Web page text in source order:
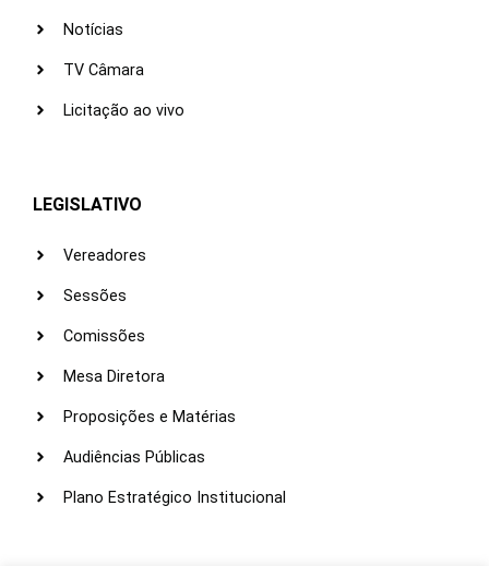
Notícias
TV Câmara
Licitação ao vivo
LEGISLATIVO
Vereadores
Sessões
Comissões
Mesa Diretora
Proposições e Matérias
Audiências Públicas
Plano Estratégico Institucional